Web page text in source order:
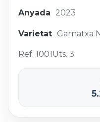
Anyada 2023
Varietat Garnatxa
Ref. 1001Uts. 3